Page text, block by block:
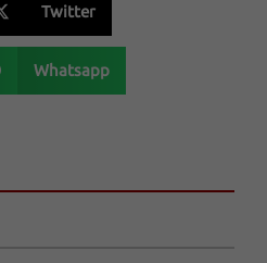
Twitter
Whatsapp